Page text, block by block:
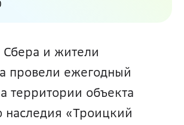
и жители
провели ежегодный
территории объекта
наследия «Троицкий